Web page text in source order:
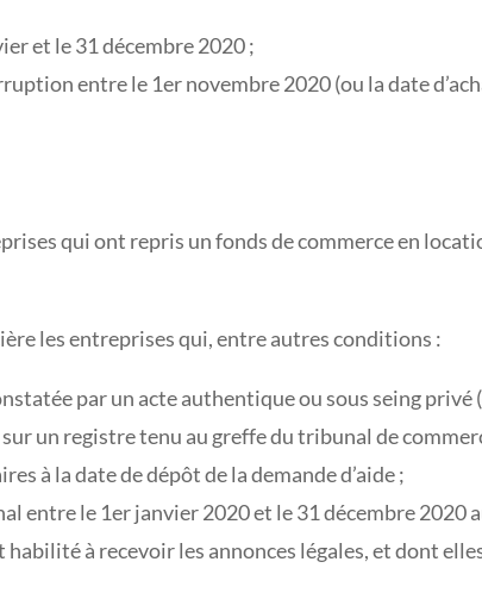
et le 31 décembre 2020 ;
entre le 1er novembre 2020 (ou la date
qui ont repris un fonds de commerce en
les entreprises qui, entre autres conditions :
par un acte authentique ou sous seing
un registre tenu au greffe du tribunal de
à la date de dépôt de la demande d’aide ;
entre le 1er janvier 2020 et le 31 décembre 2020
à recevoir les annonces légales, et dont